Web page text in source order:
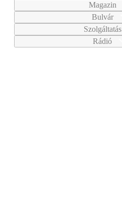
Magazin
Bulvár
Szolgáltatás
Rádió